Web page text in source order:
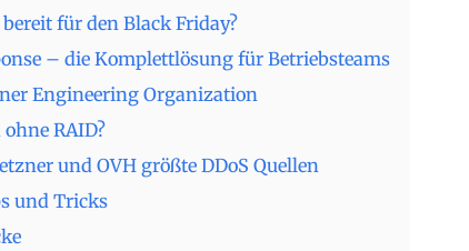
für den Black Friday?
– die Komplettlösung für Betriebsteams
Engineering Organization
RAID?
und OVH größte DDoS Quellen
und Tricks